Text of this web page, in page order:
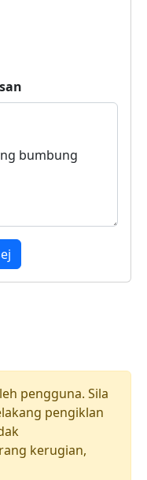
pengguna. Sila
pengiklan
kerugian,